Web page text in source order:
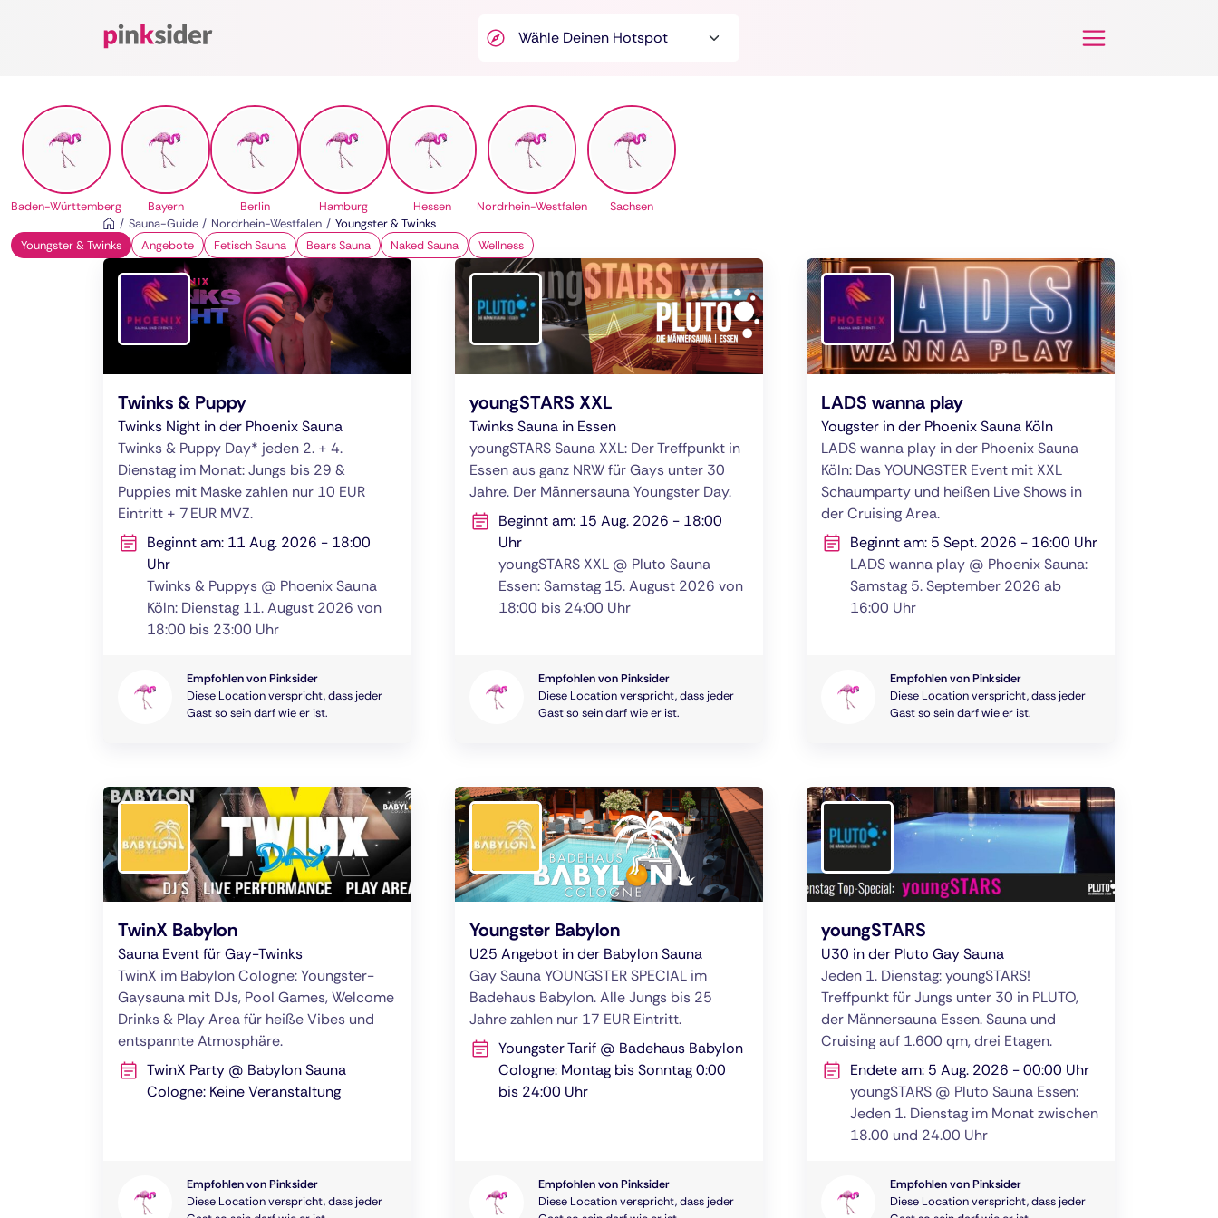
Pinksider
Baden-Württemberg Bayern Berlin Hamburg Hessen Nordrhein-Westfalen
Sachsen
Sauna-Guide
Nordrhein-Westfalen
Youngster & Twinks
Youngster & Twinks
Angebote Fetisch Sauna Bears Sauna Naked Sauna Wellness
Twinks & Puppy
Twinks Night in der Phoenix Sauna
Twinks & Puppy Day* jeden 2. + 4.
Dienstag im Monat: Jungs bis 29 &
Puppies mit Maske zahlen nur 10 EUR
Eintritt + 7 EUR MVZ.
Beginnt am: 11 Aug. 2026 - 18:00
Uhr
Twinks & Puppys @ Phoenix Sauna
Köln: Dienstag 11. August 2026 von
18:00 bis 23:00 Uhr
Empfohlen von Pinksider
Diese Location verspricht, dass jeder
Gast so sein darf wie er ist.
youngSTARS XXL
Twinks Sauna in Essen
youngSTARS Sauna XXL: Der Treffpunkt in
Essen aus ganz NRW für Gays unter 30
Jahre. Der Männersauna Youngster Day.
Beginnt am: 15 Aug. 2026 - 18:00
Uhr
youngSTARS XXL @ Pluto Sauna
Essen: Samstag 15. August 2026 von
18:00 bis 24:00 Uhr
Empfohlen von Pinksider
Diese Location verspricht, dass jeder
Gast so sein darf wie er ist.
LADS wanna play
Yougster in der Phoenix Sauna Köln
LADS wanna play in der Phoenix Sauna
Köln: Das YOUNGSTER Event mit XXL
Schaumparty und heißen Live Shows in
der Cruising Area.
Beginnt am: 5 Sept. 2026 - 16:00 Uhr
LADS wanna play @ Phoenix Sauna:
Samstag 5. September 2026 ab
16:00 Uhr
Empfohlen von Pinksider
Diese Location verspricht, dass jeder
Gast so sein darf wie er ist.
TwinX Babylon
Sauna Event für Gay-Twinks
TwinX im Babylon Cologne: Youngster-
Gaysauna mit DJs, Pool Games, Welcome
Drinks & Play Area für heiße Vibes und
entspannte Atmosphäre.
TwinX Party @ Babylon Sauna
Cologne: Keine Veranstaltung
Empfohlen von Pinksider
Diese Location verspricht, dass jeder
Youngster Babylon
U25 Angebot in der Babylon Sauna
Gay Sauna YOUNGSTER SPECIAL im
Badehaus Babylon. Alle Jungs bis 25
Jahre zahlen nur 17 EUR Eintritt.
Youngster Tarif @ Badehaus Babylon
Cologne: Montag bis Sonntag 0:00
bis 24:00 Uhr
Empfohlen von Pinksider
Diese Location verspricht, dass jeder
youngSTARS
U30 in der Pluto Gay Sauna
Jeden 1. Dienstag: youngSTARS!
Treffpunkt für Jungs unter 30 in PLUTO,
der Männersauna Essen. Sauna und
Cruising auf 1.600 qm, drei Etagen.
Endete am: 5 Aug. 2026 - 00:00 Uhr
youngSTARS @ Pluto Sauna Essen:
Jeden 1. Dienstag im Monat zwischen
18.00 und 24.00 Uhr
Empfohlen von Pinksider
Diese Location verspricht, dass jeder